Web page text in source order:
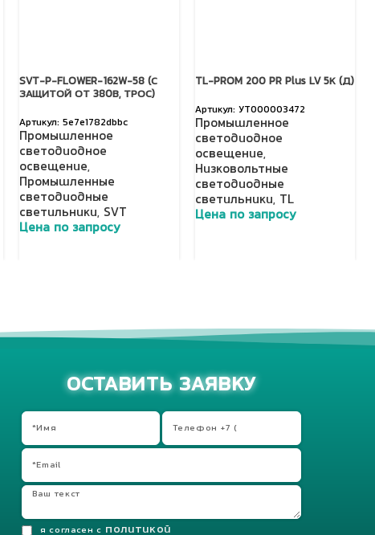
SVT-P-FLOWER-162W-58 (С
ЗАЩИТОЙ ОТ 380В, ТРОС)
5e7e1782dbbc
Промышленное
светодиодное
освещение,
Промышленные
светодиодные
светильники, SVT
Цена по запросу
TL-PROM 200 PR Plus LV 5К (Д)
УТ000003472
Промышленное
светодиодное
освещение,
Низковольтные
светодиодные
светильники, TL
Цена по запросу
ОСТАВИТЬ ЗАЯВКУ
я согласен с политикой